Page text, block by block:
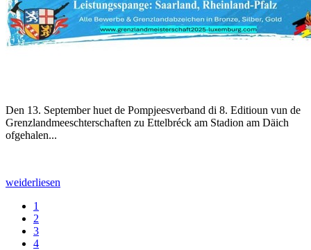
Den 13. September huet de Pompjeesverband di 8. Editioun vun de
Grenzlandmeeschterschaften zu Ettelbréck am Stadion am Däich
ofgehalen...
weiderliesen
1
2
3
4